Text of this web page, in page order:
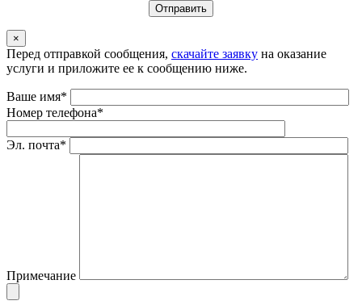
×
Перед отправкой сообщения, скачайте заявку на оказание
услуги и приложите ее к сообщению ниже.
Ваше имя*
Номер телефона*
Эл. почта*
Примечание